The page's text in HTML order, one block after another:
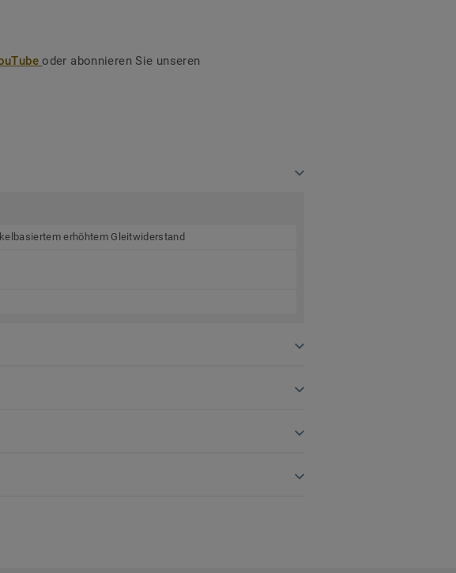
oder abonnieren Sie unseren
erhöhtem Gleitwiderstand